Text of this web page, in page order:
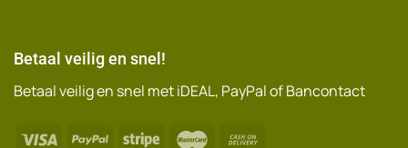
Betaal veilig en snel!
Betaal veilig en snel met iDEAL, PayPal of Bancontact